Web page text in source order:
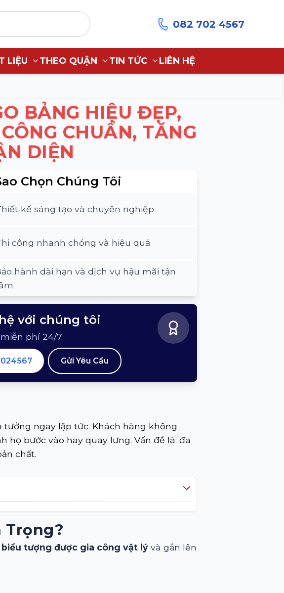
082 702 4567
LIỆU THEO QUẬN TIN TỨC LIÊN HỆ
BẢNG HIỆU ĐẸP,
CHUẨN, TĂNG
DIỆN
Chọn Chúng Tôi
kế sáng tạo và chuyên nghiệp
công nhanh chóng và hiệu quả
hành dài hạn và dịch vụ hậu mãi tận
với chúng tôi
phí 24/7
Gửi Yêu Cầu
ngay lập tức. Khách hàng không
họ bước vào hay quay lưng. Vấn đề là: đa
chất.
Trọng?
biểu tượng được gia công vật lý và gắn lên